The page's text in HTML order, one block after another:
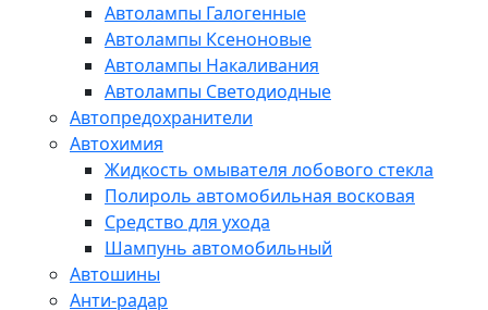
Автолампы Галогенные
Автолампы Ксеноновые
Автолампы Накаливания
Автолампы Светодиодные
Автопредохранители
Автохимия
Жидкость омывателя лобового стекла
Полироль автомобильная восковая
Средство для ухода
Шампунь автомобильный
Автошины
Анти-радар